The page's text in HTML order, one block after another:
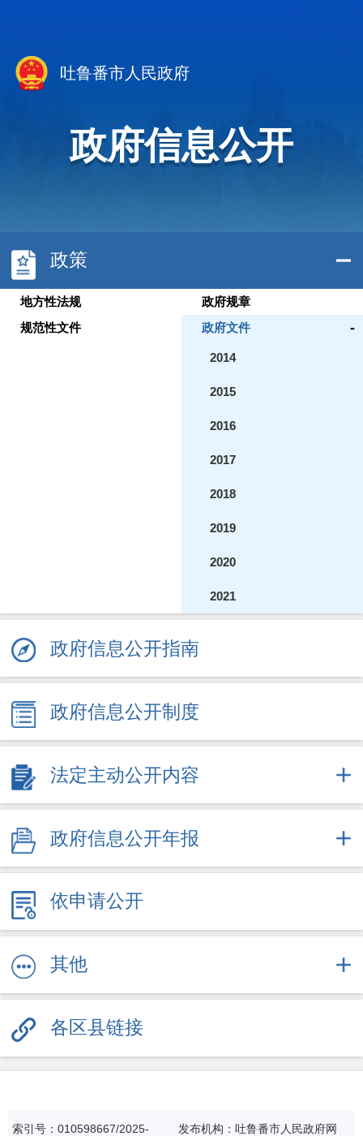
吐鲁番市人民政府
政府信息公开
政策
地方性法规
政府规章
规范性文件
政府文件 -
2014
2015
2016
2017
2018
2019
2020
2021
政府信息公开指南
政府信息公开制度
法定主动公开内容
政府信息公开年报
依申请公开
其他
各区县链接
索引号：010598667/2025-
发布机构：吐鲁番市人民政府网